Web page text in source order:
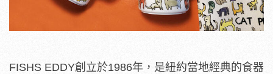
FISHS EDDY創立於1986年，是紐約當地經典的食器